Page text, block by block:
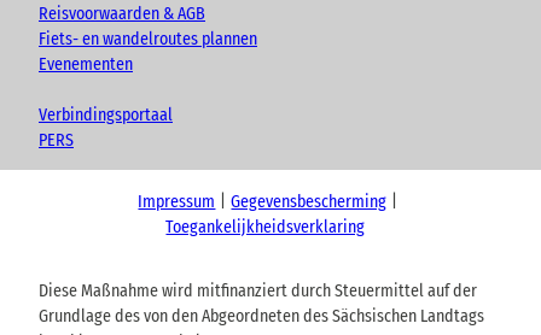
Reisvoorwaarden & AGB
Fiets- en wandelroutes plannen
Evenementen
Verbindingsportaal
PERS
Impressum
Gegevensbescherming
Toegankelijkheidsverklaring
Diese Maßnahme wird mitfinanziert durch Steuermittel auf der
Grundlage des von den Abgeordneten des Sächsischen Landtags